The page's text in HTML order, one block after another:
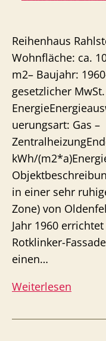
Reihenhaus
Wohnfläche: ca.
m2– Baujahr:
gesetzlicher MwSt.
uerungsart: Gas –
kWh/
in einer sehr
Zone) von
Jahr 1960
Rotklinker-
einen…
Weiterlesen
–